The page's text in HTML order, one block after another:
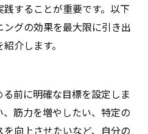
することが重要です。以下
グの効果を最大限に引き出
介します。
前に明確な目標を設定しま
筋力を増やしたい、特定の
向上させたいなど、自分の